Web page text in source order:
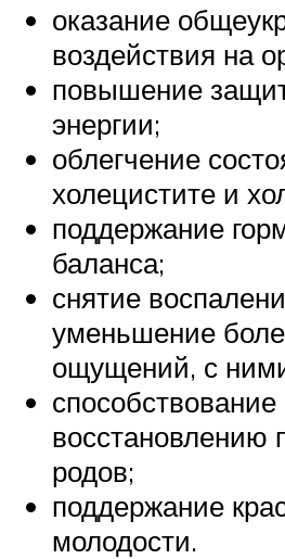
оказание
воздействия на
повышение
энергии;
облегчение
холецистите и
поддержание
баланса;
снятие
уменьшение
ощущений, с
восстановлению
родов;
поддержание
молодости.